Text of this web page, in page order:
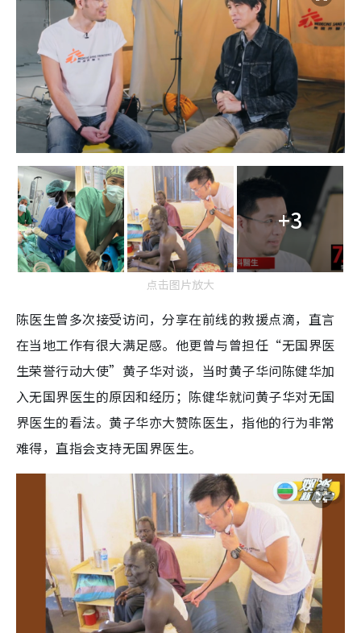
+3
点击图片放大
陈医生曾多次接受访问，分享在前线的救援点滴，直言
在当地工作有很大满足感。他更曾与曾担任“无国界医
生荣誉行动大使”黄子华对谈，当时黄子华问陈健华加
入无国界医生的原因和经历；陈健华就问黄子华对无国
界医生的看法。黄子华亦大赞陈医生，指他的行为非常
难得，直指会支持无国界医生。